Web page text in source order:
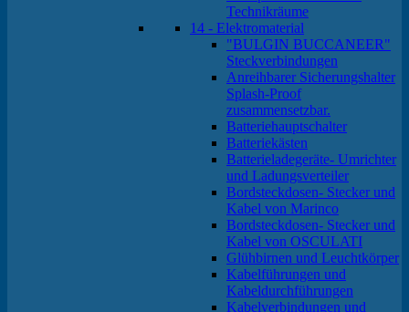
Technikräume
14 - Elektromaterial
"BULGIN BUCCANEER"
Steckverbindungen
Anreihbarer Sicherungshalter
Splash-Proof
zusammensetzbar.
Batteriehauptschalter
Batteriekästen
Batterieladegeräte- Umrichter
und Ladungsverteiler
Bordsteckdosen- Stecker und
Kabel von Marinco
Bordsteckdosen- Stecker und
Kabel von OSCULATI
Glühbirnen und Leuchtkörper
Kabelführungen und
Kabeldurchführungen
Kabelverbindungen und